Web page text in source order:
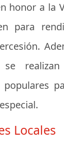
honor a la
para
se
populares
Locales